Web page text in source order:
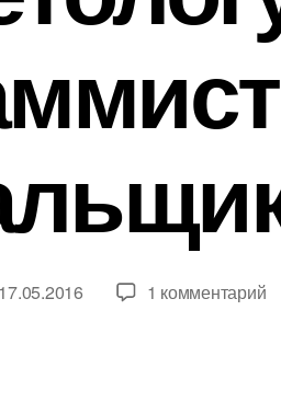
17.05.2016 1 комментарийк